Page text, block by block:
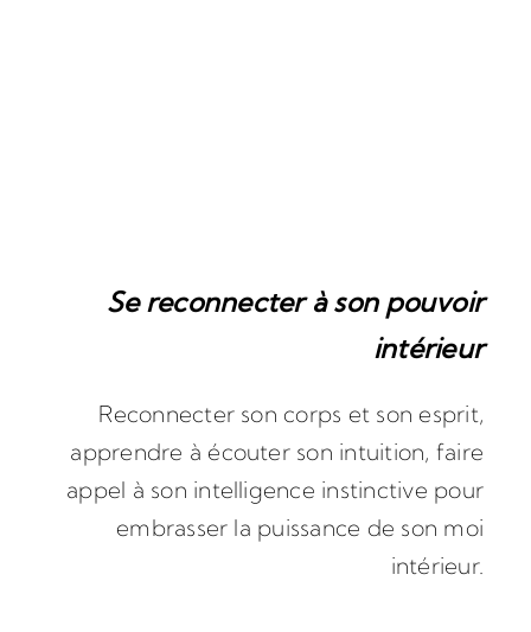
Se reconnecter à son pouvoir
intérieur
Reconnecter son corps et son esprit,
apprendre à écouter son intuition, faire
appel à son intelligence instinctive pour
embrasser la puissance de son moi
intérieur.